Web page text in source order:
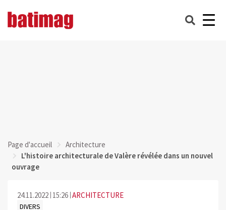
Page d'accueil
Architecture
L'histoire architecturale de Valère révélée dans un nouvel
ouvrage
24.11.2022 15:26 ARCHITECTURE
DIVERS